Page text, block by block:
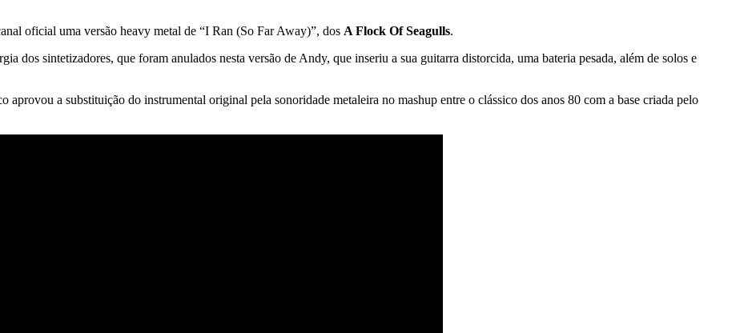
oficial uma versão heavy metal de “I Ran (So Far Away)”, dos A Flock Of Seagulls.
dos sintetizadores, que foram anulados nesta versão de Andy, que inseriu a sua guitarra distorcida, uma bateria pesada, além de solos e
a substituição do instrumental original pela sonoridade metaleira no mashup entre o clássico dos anos 80 com a base criada pelo